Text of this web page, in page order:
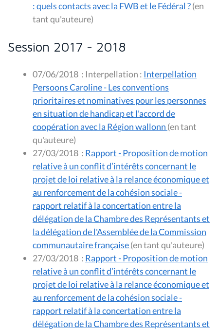
: quels contacts avec la FWB et le Fédéral ?(en
tant qu'auteure)
Session 2017 - 2018
07/06/2018 : Interpellation : Interpellation
Persoons Caroline - Les conventions
prioritaires et nominatives pour les personnes
en situation de handicap et l'accord de
coopération avec la Région wallonn (en tant
qu'auteure)
27/03/2018 : Rapport - Proposition de motion
relative à un conflit d’intérêts concernant le
projet de loi relative à la relance économique et
au renforcement de la cohésion sociale -
rapport relatif à la concertation entre la
délégation de la Chambre des Représentants et
la délégation de l'Assemblée de la Commission
communautaire française
(en tant qu'auteure)
27/03/2018 : Rapport - Proposition de motion
relative à un conflit d’intérêts concernant le
projet de loi relative à la relance économique et
au renforcement de la cohésion sociale -
rapport relatif à la concertation entre la
délégation de la Chambre des Représentants et